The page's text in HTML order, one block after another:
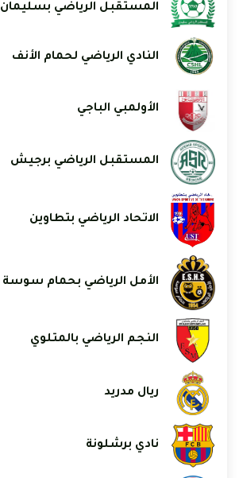
المستقبل الرياضي بسليمان
النادي الرياضي لحمام الأنف
الأولمبي الباجي
المستقبل الرياضي برجيش
الاتحاد الرياضي بتطاوين
الأمل الرياضي بحمام سوسة
النجم الرياضي بالمتلوي
ريال مدريد
نادي برشلونة